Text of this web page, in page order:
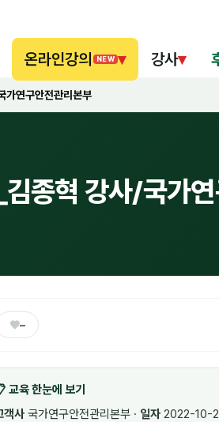
온라인강의 NEW ▾ 강사▾
가연구안전관리본부
종혁 강사/국가
♥–
교육 한눈에 보기
객사 국가연구안전관리본부 · 일자 2022-10-